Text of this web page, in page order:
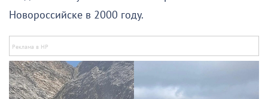
Новороссийске в 2000 году.